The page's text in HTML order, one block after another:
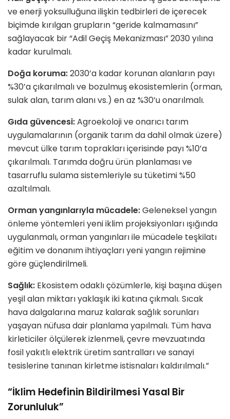
ve enerji yoksulluğuna ilişkin tedbirleri de içerecek
biçimde kırılgan grupların “geride kalmamasını”
sağlayacak bir “Adil Geçiş Mekanizması” 2030 yılına
kadar kurulmalı.
Doğa koruma:2030’a kadar korunan alanların payı
%30’a çıkarılmalı ve bozulmuş ekosistemlerin (orman,
sulak alan, tarım alanı vs.) en az %30’u onarılmalı.
Gıda güvencesi:Agroekoloji ve onarıcı tarım
uygulamalarının (organik tarım da dahil olmak üzere)
mevcut ülke tarım toprakları içerisinde payı %10’a
çıkarılmalı. Tarımda doğru ürün planlaması ve
tasarruflu sulama sistemleriyle su tüketimi %50
azaltılmalı.
Orman yangınlarıyla mücadele:Geleneksel yangın
önleme yöntemleri yeni iklim projeksiyonları ışığında
uygulanmalı, orman yangınları ile mücadele teşkilatı
eğitim ve donanım ihtiyaçları yeni yangın rejimine
göre güçlendirilmeli.
Sağlık: Ekosistem odaklı çözümlerle, kişi başına düşen
yeşil alan miktarı yaklaşık iki katına çıkmalı. Sıcak
hava dalgalarına maruz kalarak sağlık sorunları
yaşayan nüfusa dair planlama yapılmalı. Tüm hava
kirleticiler ölçülerek izlenmeli, çevre mevzuatında
fosil yakıtlı elektrik üretim santralları ve sanayi
tesislerine tanınan kirletme istisnaları kaldırılmalı.”
“İklim Hedefinin Bildirilmesi Yasal Bir
Zorunluluk”